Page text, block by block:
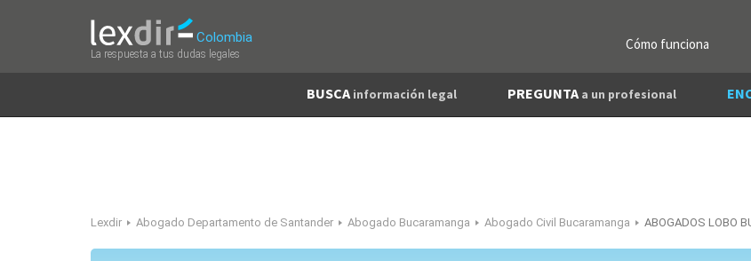
Colombia
La respuesta a tus dudas legales
Cómo funciona
BUSCA información legal PREGUNTA a un profesional
Lexdir Abogado Departamento de Santander Abogado Bucaramanga Abogado Civil Bucaramanga ABOGADOS LOBO